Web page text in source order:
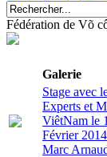
Fédération de Võ
Galerie
Stage avec
Experts et
ViêtNam le
Février
Marc